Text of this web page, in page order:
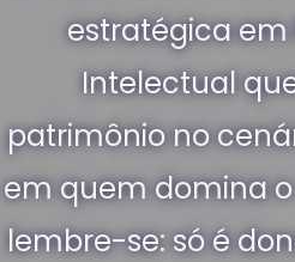
estratégica em
Intelectual
patrimônio no
em quem domina
lembre-se: só é